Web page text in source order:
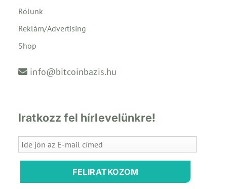
Rólunk
Reklám/Advertising
Shop
info@bitcoinbazis.hu
Iratkozz fel hírlevelünkre!
FELIRATKOZOM